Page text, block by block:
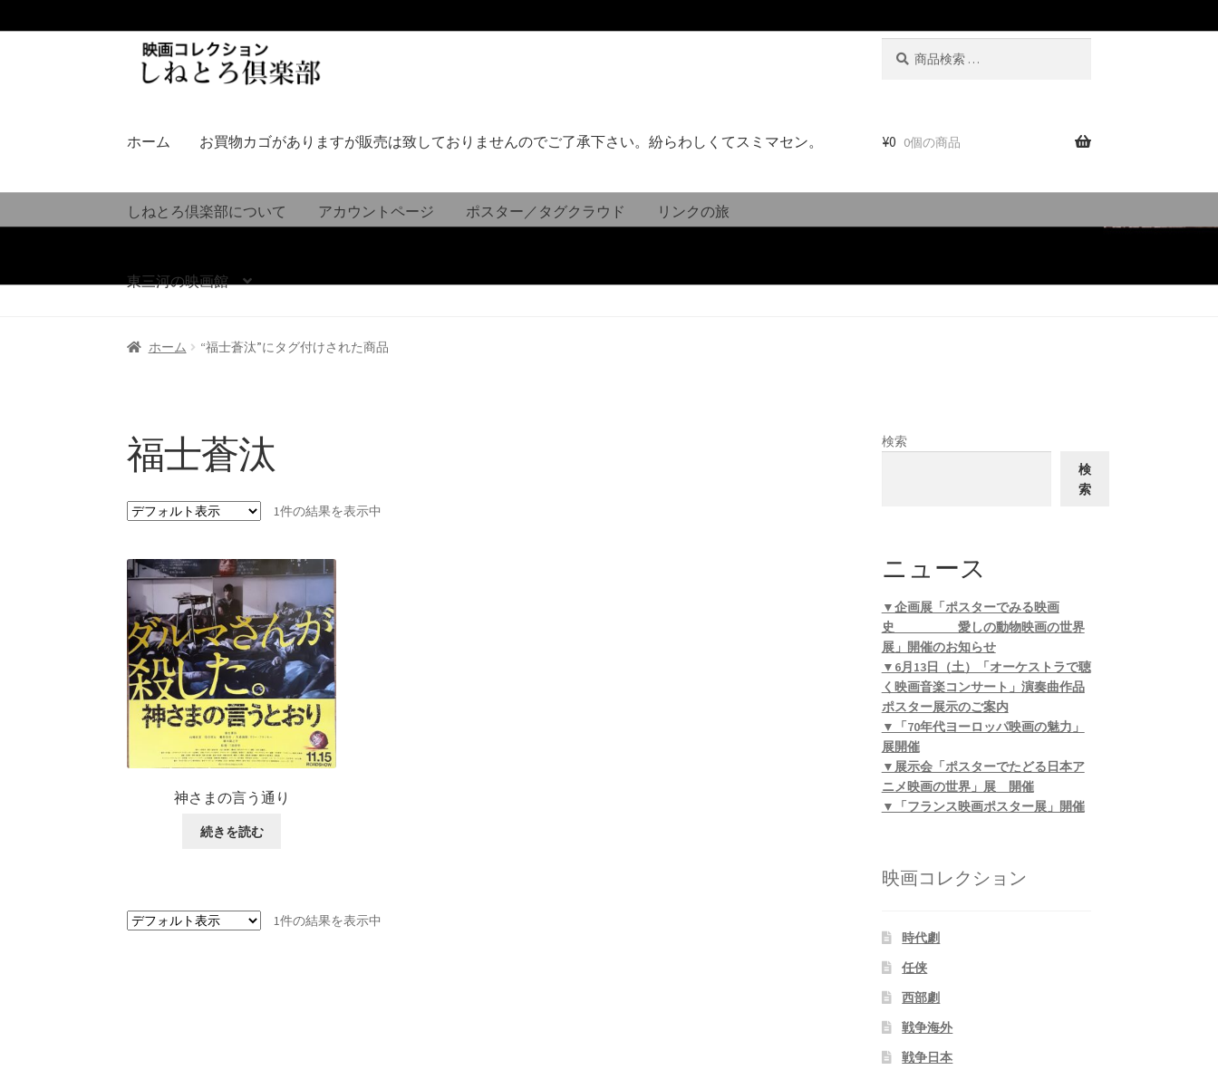
シ
へ
ス
ッ
ツ
キ
ッ
ホーム お買物カゴがありますが販売は致しておりませんのでご了承下さい。紛らわしくてスミマセン。
しねとろ倶楽部について アカウントページ ポスター／タグクラウド リンクの旅
東三河の映画館
¥0 0個の商品
ホーム “福士蒼汰”にタグ付けされた商品
福士蒼汰
1件の結果を表示中
神さまの言う通り
続きを読む
1件の結果を表示中
検索
検
索
ニュース
▼企画展「ポスターでみる映画
史 愛しの動物映画の世界
展」開催のお知らせ
▼6月13日（土）「オーケストラで聴
く映画音楽コンサート」演奏曲作品
ポスター展示のご案内
▼「70年代ヨーロッパ映画の魅力」
展開催
▼展示会「ポスターでたどる日本ア
ニメ映画の世界」展 開催
▼「フランス映画ポスター展」開催
映画コレクション
時代劇
任侠
西部劇
戦争海外
戦争日本